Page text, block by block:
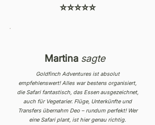
⭐⭐⭐⭐⭐
Martina sagte
Goldfinch Adventures ist absolut
empfehlenswert! Alles war bestens organisiert,
die Safari fantastisch, das Essen ausgezeichnet,
auch für Vegetarier. Flüge, Unterkünfte und
Transfers übernahm Deo – rundum perfekt! Wer
eine Safari plant, ist hier genau richtig.